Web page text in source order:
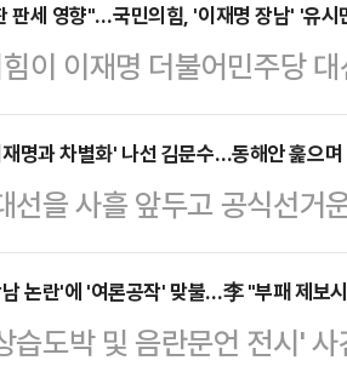
교회 목사가 주도하는 집
후보 지지 호소 메시지를
아 공세에 나섰다.윤석열
사 주도로 열린 대한민국바
의도연구원 상근부원장을
장이 대독한 메시…
판세 영향"…국민의힘, '이재명 장남' '유시
이 이재명 더불어민주당
민 전 노무현재단 이사장의
판 변수'로 보고 여론전에
들의 도박자금 출처를 끝까
우자 김혜경 여사를 조세포
극대화는 막판 지지층 결집
된다.국민의힘은 대선을 사
명과 차별화' 나선 김문수…동해안 훑으
선을 사흘 앞두고 공식선거
논스톱 외박 유세'에 나선
동해안 라인을 돌면서 지
당 후보와 자신과의 차별
논란'에 '여론공작' 맞불…李 "부패 제보
습도박 및 음란문언 전시'